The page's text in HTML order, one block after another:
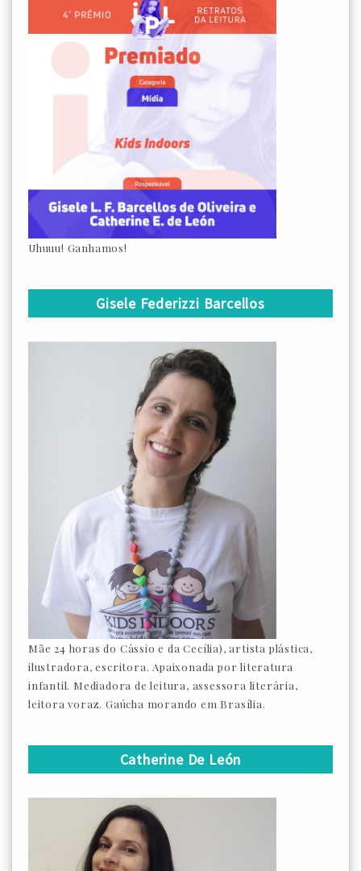
Uhuuu! Ganhamos!
Gisele Federizzi Barcellos
Mãe 24 horas do Cássio e da Cecília), artista plástica,
ilustradora, escritora. Apaixonada por literatura
infantil. Mediadora de leitura, assessora literária,
leitora voraz. Gaúcha morando em Brasília.
Catherine De León